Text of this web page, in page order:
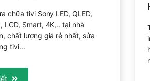
chữa tivi Sony LED, QLED,
LCD, Smart, 4K,.. tại nhà
chất lượng giá rẻ nhất, sửa
tivi...